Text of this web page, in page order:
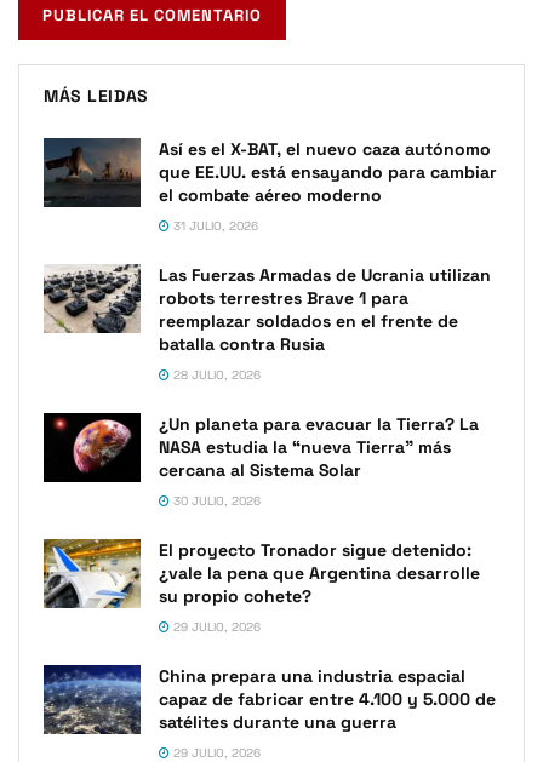
MÁS LEIDAS
Así es el X-BAT, el nuevo caza autónomo
que EE.UU. está ensayando para cambiar
el combate aéreo moderno
31 JULIO, 2026
Las Fuerzas Armadas de Ucrania utilizan
robots terrestres Brave 1 para
reemplazar soldados en el frente de
batalla contra Rusia
28 JULIO, 2026
¿Un planeta para evacuar la Tierra? La
NASA estudia la “nueva Tierra” más
cercana al Sistema Solar
30 JULIO, 2026
El proyecto Tronador sigue detenido:
¿vale la pena que Argentina desarrolle
su propio cohete?
29 JULIO, 2026
China prepara una industria espacial
capaz de fabricar entre 4.100 y 5.000 de
satélites durante una guerra
29 JULIO, 2026